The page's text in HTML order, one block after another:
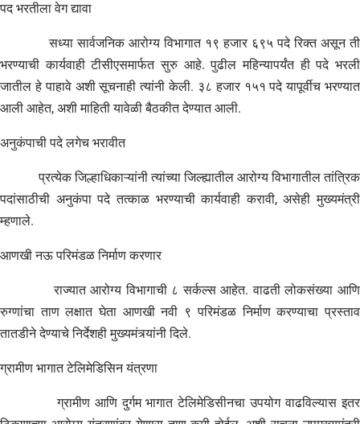
पद भरतीला वेग द्यावा
सध्या सार्वजनिक आरोग्य विभागात १९ हजार ६९५ पदे रिक्त असून ती
भरण्याची कार्यवाही टीसीएसमार्फत सुरु आहे. पुढील महिन्यापर्यंत ही पदे भरली
जातील हे पाहावे अशी सूचनाही त्यांनी केली. ३८ हजार १५१ पदे यापूर्वीच भरण्यात
आली आहेत, अशी माहिती यावेळी बैठकीत देण्यात आली.
अनुकंपाची पदे लगेच भरावीत
प्रत्येक जिल्हाधिकाऱ्यांनी त्यांच्या जिल्ह्यातील आरोग्य विभागातील तांत्रिक
पदांसाठीची अनुकंपा पदे तत्काळ भरण्याची कार्यवाही करावी, असेही मुख्यमंत्री
म्हणाले.
आणखी नऊ परिमंडळ निर्माण करणार
राज्यात आरोग्य विभागाची ८ सर्कल्स आहेत. वाढती लोकसंख्या आणि
रुग्णांचा ताण लक्षात घेता आणखी नवी ९ परिमंडळ निर्माण करण्याचा प्रस्ताव
तातडीने देण्याचे निर्देशही मुख्यमंत्र्यांनी दिले.
ग्रामीण भागात टेलिमेडिसिन यंत्रणा
ग्रामीण आणि दुर्गम भागात टेलिमेडिसीनचा उपयोग वाढविल्यास इतर